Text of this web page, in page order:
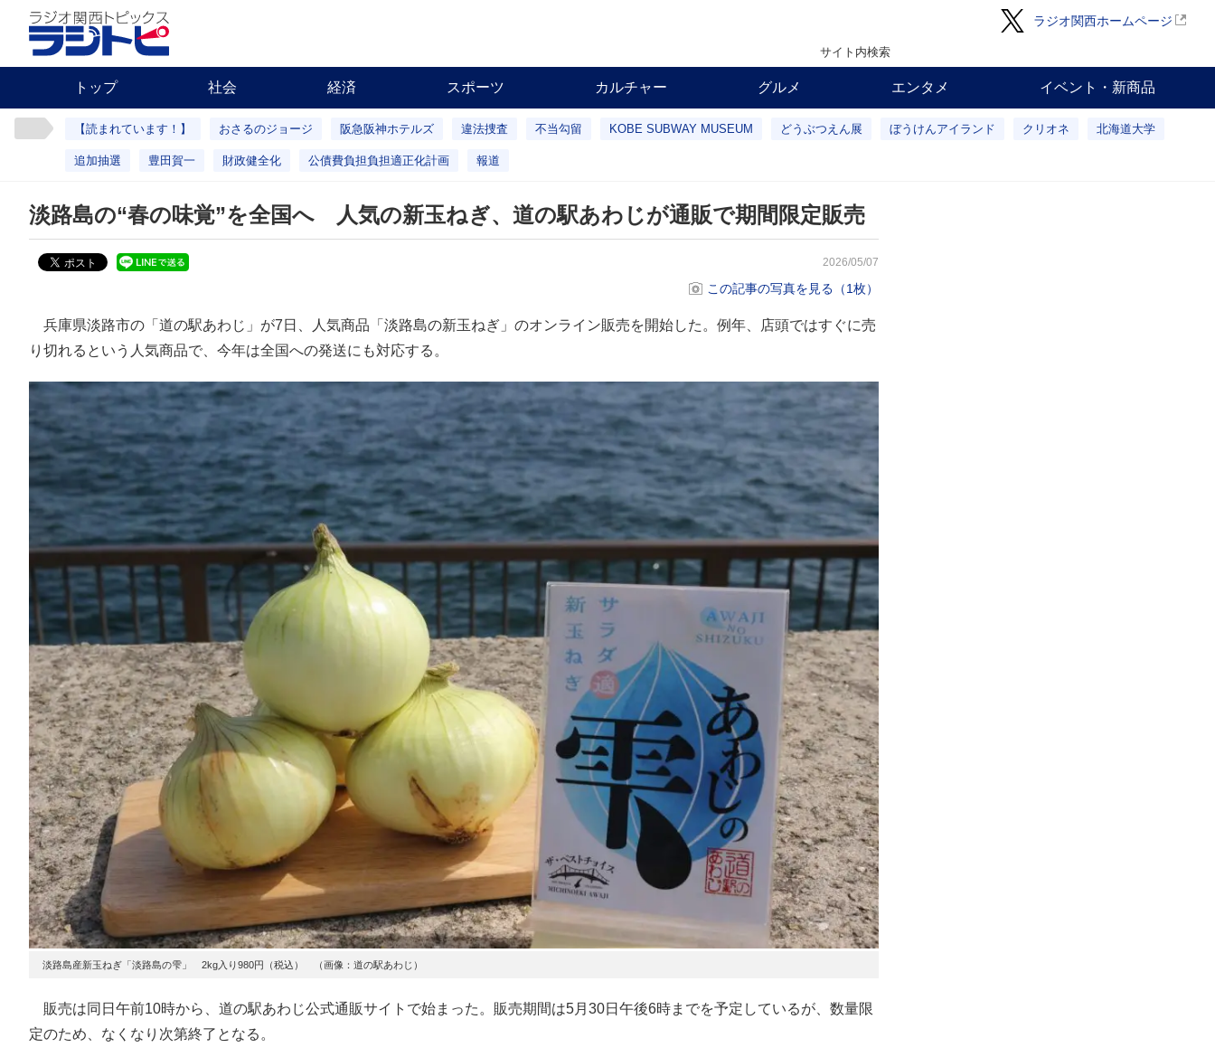
ラジオ関西ホームページ
サイト内検索
トップ 社会 経済 スポーツ カルチャー グルメ エンタメ イベント・新商品
【読まれています！】 おさるのジョージ 阪急阪神ホテルズ 違法捜査 不当勾留 KOBE SUBWAY MUSEUM どうぶつえん展 ぼうけんアイランド クリオネ 北海道大学
追加抽選 豊田賀一 財政健全化 公債費負担負担適正化計画 報道
淡路島の“春の味覚”を全国へ 人気の新玉ねぎ、道の駅あわじが通販で期間限定販売
2026/05/07
この記事の写真を見る（1枚）
兵庫県淡路市の「道の駅あわじ」が7日、人気商品「淡路島の新玉ねぎ」のオンライン販売を開始した。例年、店頭ではすぐに売
り切れるという人気商品で、今年は全国への発送にも対応する。
淡路島産新玉ねぎ「淡路島の雫」 2kg入り980円（税込） （画像：道の駅あわじ）
販売は同日午前10時から、道の駅あわじ公式通販サイトで始まった。販売期間は5月30日午後6時までを予定しているが、数量限
定のため、なくなり次第終了となる。